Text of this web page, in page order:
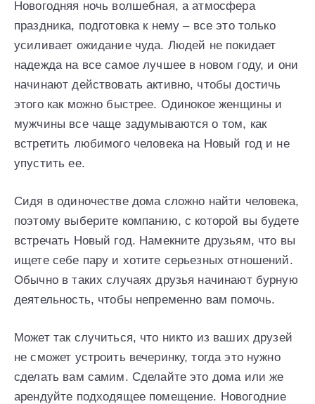
Новогодняя ночь волшебная, а атмосфера
праздника, подготовка к нему – все это только
усиливает ожидание чуда. Людей не покидает
надежда на все самое лучшее в новом году, и они
начинают действовать активно, чтобы достичь
этого как можно быстрее. Одинокое женщины и
мужчины все чаще задумываются о том, как
встретить любимого человека на Новый год и не
упустить ее.
Сидя в одиночестве дома сложно найти человека,
поэтому выберите компанию, с которой вы будете
встречать Новый год. Намекните друзьям, что вы
ищете себе пару и хотите серьезных отношений.
Обычно в таких случаях друзья начинают бурную
деятельность, чтобы непременно вам помочь.
Может так случиться, что никто из ваших друзей
не сможет устроить вечеринку, тогда это нужно
сделать вам самим. Сделайте это дома или же
арендуйте подходящее помещение. Новогодние